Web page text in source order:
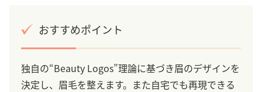
おすすめポイント
独自の“Beauty Logos”理論に基づき眉のデザインを
決定し、眉毛を整えます。また自宅でも再現できる